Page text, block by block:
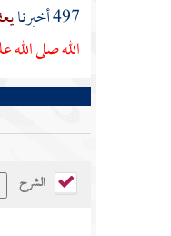
497 أخبرنا
الله صلى
الشرح